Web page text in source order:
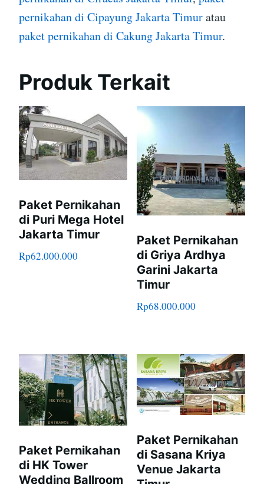
pernikahan di Cipayung Jakarta Timuratau
paket pernikahan di Cakung Jakarta Timur.
Produk Terkait
Paket Pernikahan
di Puri Mega Hotel
Jakarta Timur
Rp62.000.000
Paket Pernikahan
di Griya Ardhya
Garini Jakarta
Timur
Rp68.000.000
Paket Pernikahan
di HK Tower
Wedding Ballroom
Paket Pernikahan
di Sasana Kriya
Venue Jakarta